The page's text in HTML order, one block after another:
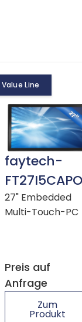
Value Line
faytech-
27" Embedded
Multi-Touch-PC
Preis auf
Anfrage
Zum
Produkt